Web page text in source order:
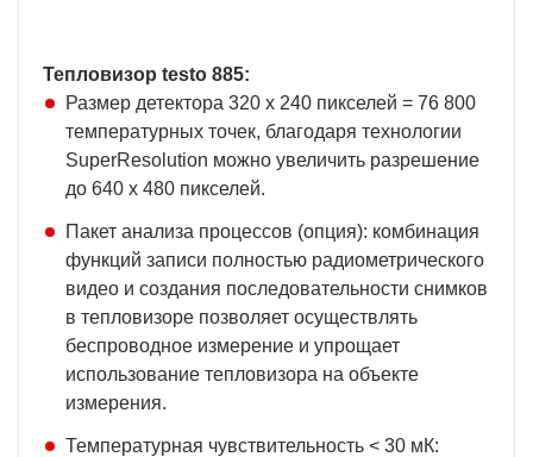
Тепловизор testo 885:
Размер детектора 320 x 240 пикселей = 76 800
температурных точек, благодаря технологии
SuperResolution можно увеличить разрешение
до 640 x 480 пикселей.
Пакет анализа процессов (опция): комбинация
функций записи полностью радиометрического
видео и создания последовательности снимков
в тепловизоре позволяет осуществлять
беспроводное измерение и упрощает
использование тепловизора на объекте
измерения.
Температурная чувствительность < 30 мК: